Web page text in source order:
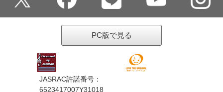
PC版で見る
JASRAC許諾番号：
6523417007Y31018